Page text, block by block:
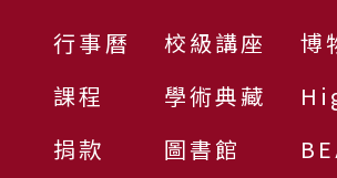
行事曆
課程
捐款
校級講座
學術典藏
圖書館
博